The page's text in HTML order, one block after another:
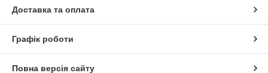
Доставка та оплата
Графік роботи
Повна версія сайту